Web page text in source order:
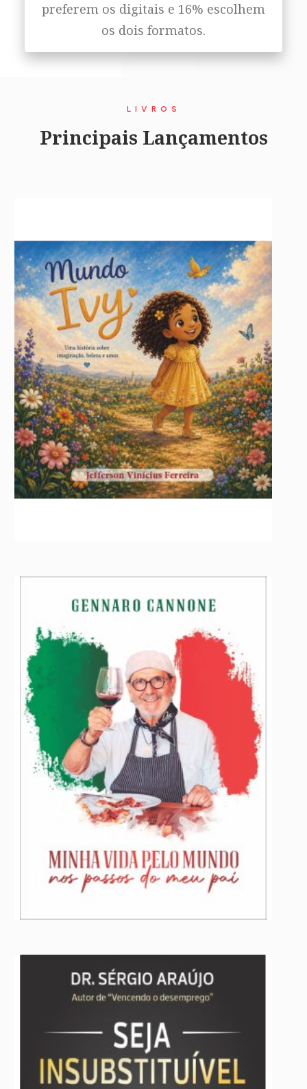
preferem os digitais e 16% escolhem
os dois formatos.
LIVROS
Principais Lançamentos